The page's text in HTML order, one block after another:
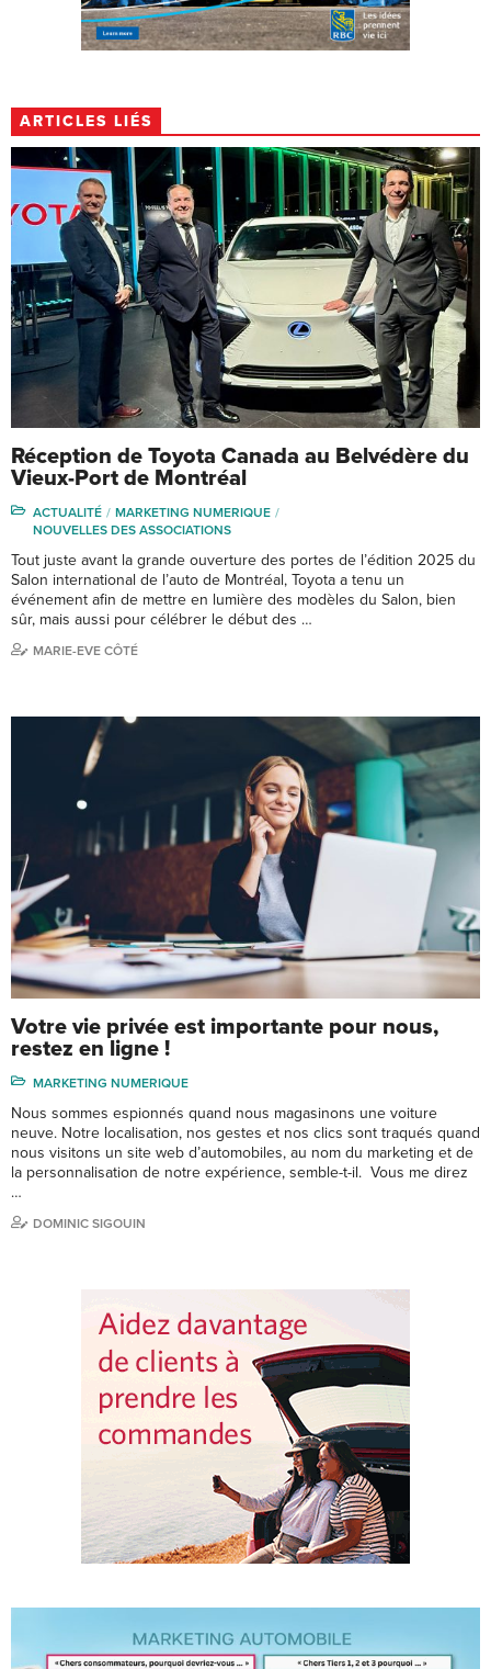
ARTICLES LIÉS
Réception de Toyota Canada au Belvédère du
Vieux-Port de Montréal
ACTUALITÉ
MARKETING NUMERIQUE
NOUVELLES DES ASSOCIATIONS
Tout juste avant la grande ouverture des portes de l’édition 2025 du
Salon international de l’auto de Montréal, Toyota a tenu un
événement afin de mettre en lumière des modèles du Salon, bien
sûr, mais aussi pour célébrer le début des …
MARIE-EVE CÔTÉ
Votre vie privée est importante pour nous,
restez en ligne !
MARKETING NUMERIQUE
Nous sommes espionnés quand nous magasinons une voiture
neuve. Notre localisation, nos gestes et nos clics sont traqués quand
nous visitons un site web d’automobiles, au nom du marketing et de
la personnalisation de notre expérience, semble-t-il. Vous me direz
…
DOMINIC SIGOUIN